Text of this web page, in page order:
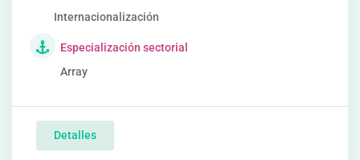
Internacionalización
Especialización sectorial
Array
Detalles